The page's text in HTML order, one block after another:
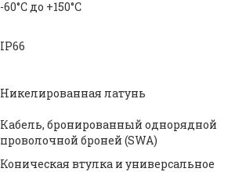
-60°С до +150°С
IP66
Никелированная латунь
Кабель, бронированный однорядной
проволочной броней (SWA)
Коническая втулка и универсальное